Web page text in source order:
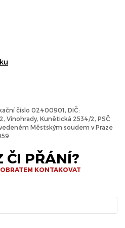
číslo 02400901, DIČ:
Vinohrady, Kunětická 2534/2, PSČ
Městským soudem v Praze
ČI PŘÁNÍ?
KONTAKOVAT